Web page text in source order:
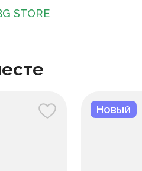
STORE
Новый